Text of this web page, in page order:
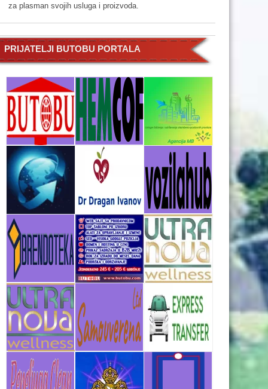
za plasman svojih usluga i proizvoda.
internet sajtova i podsajtova naprave mini portale za
plasman željenih informacija putem RSS Feed-
a.Preuzmite RSS sa bilo kog sajta i postavite na vašu
stranicu i automatski dobijate sekciju vesti koja se
automatski ažurira.Takođe,ova opcija je interesantna i
svim agencijama za nekretnine jer na ovaj način neće
morati dodatno da plaćaju bilo kome drugom za ažuriranje
poslovnih i ličnih sadržaja,već sve dobijaju integrisano u
naš kontrolni panel.
Još jedna od veoma interesantnih novih opcija je i prikaz
ključnih reči po stranicama kroz Google+ analitiku.Na ovaj
način svaki korisnik je u mogućnosti da prati i poboljšava
svoje ključne reči koje su najvažnije za pozicioniranje na
pretraživačima (Search Engine Optimization).
U narednom periodu očekuju nas brojna iznenađenja i
nove opcije u okviru paketa usluga koje nudi naš portal
butobu.com. I dalje smo ubedljivo najkvalitetnije i
najpovoljnije rešenje za poslovanje na globalnom internet
tržištu.Proverite i uverite se i sami.
Za sve dodatne informacije kontaktirajte nas na
sales@butobu.com
Srdačan pozdrav,
BUTOBU TIM.
mailto:sales@butobu.com
PRIJATELJI BUTOBU PORTALA